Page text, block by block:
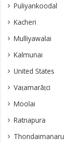
Puliyankoodal
Kacheri
Mulliyawalai
Kalmunai
United States
Vaṭamarāṭci
Moolai
Ratnapura
Thondaimanaru